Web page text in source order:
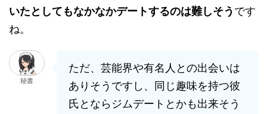
いたとしてもなかなかデートするのは難しそう です
ね。
秘書
ただ、芸能界や有名人との出会いは
ありそうですし、同じ趣味を持つ彼
氏とならジムデートとかも出来そう